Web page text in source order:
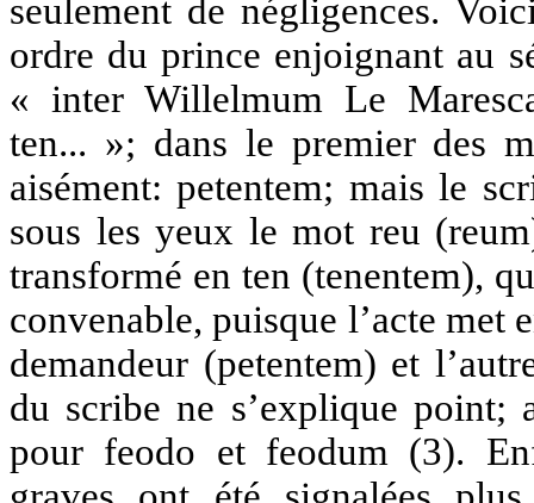
seulement de négligences.
ordre du prince enjoignant au
« inter Willelmum Le
ten... »; dans le premier des
aisément: petentem; mais le
sous les yeux le mot reu
transformé en ten (tenentem),
convenable, puisque l’acte met
demandeur (petentem) et
du scribe ne s’explique
pour feodo et feodum (3).